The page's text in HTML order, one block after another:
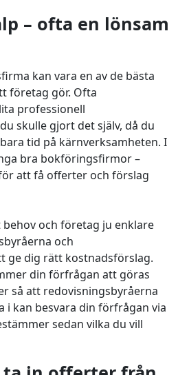
– ofta en lönsam
kan vara en av de bästa
företag gör. Ofta
professionell
skulle gjort det själv, då du
tid på kärnverksamheten. I
bra bokföringsfirmor –
att få offerter och förslag
och företag ju enklare
och
ge dig rätt kostnadsförslag.
din förfrågan att göras
så att redovisningsbyråerna
kan besvara din förfrågan via
sedan vilka du vill